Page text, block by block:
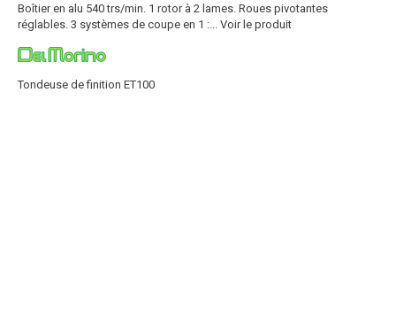
Boîtier en alu 540 trs/min. 1 rotor à 2 lames. Roues pivotantes
réglables. 3 systèmes de coupe en 1 :...
Voir le produit
Tondeuse de finition ET100